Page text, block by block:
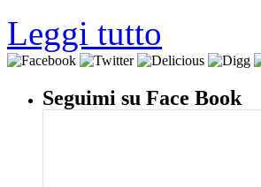
Leggi tutto
Seguimi su Face Book